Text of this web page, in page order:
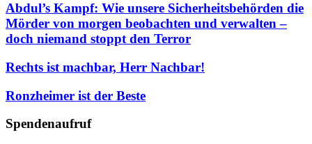
Abdul’s Kampf: Wie unsere Sicherheitsbehörden die
Mörder von morgen beobachten und verwalten –
doch niemand stoppt den Terror
Rechts ist machbar, Herr Nachbar!
Ronzheimer ist der Beste
Spendenaufruf